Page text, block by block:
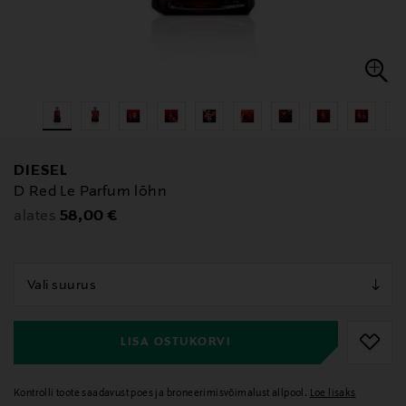
DIESEL
D Red Le Parfum lõhn
alates Original Price
58,00 €
LISA OSTUKORVI
Kontrolli toote saadavust poes ja broneerimisvõimalust allpool. Loe lisaks